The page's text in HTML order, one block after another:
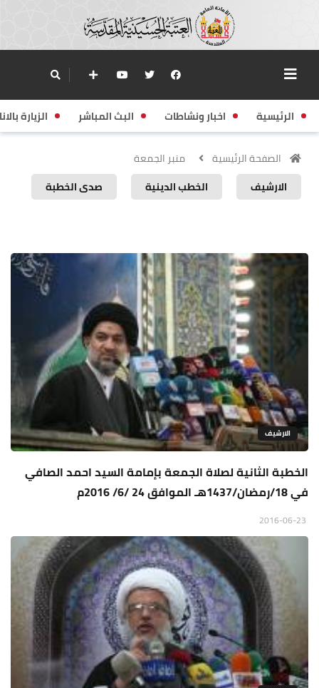
الرئيسية اخبار ونشاطات البث المباشر الزيارة
الصفحة الرئيسية
منبر الجمعة
الارشيف
الخطب الدينية صدى الخطبة
الارشيف
الخطبة الثانية لصلاة الجمعة بإمامة السيد احمد الصافي
في 18/رمضان/1437هـ الموافق 24 /6/ 2016م